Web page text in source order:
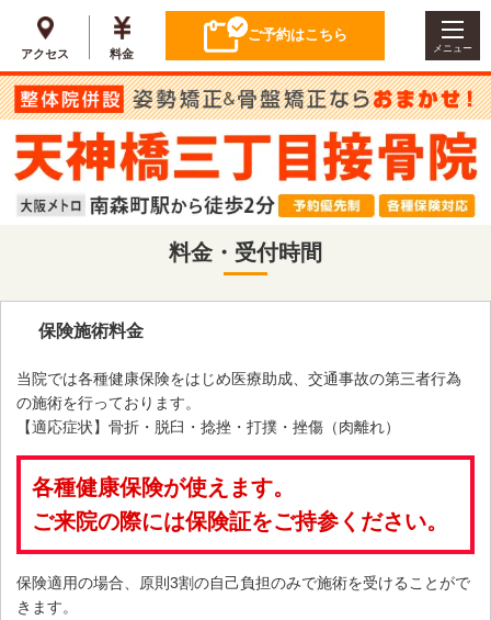
アクセス 料金
ご予約はこちら
メニュー
料金・受付時間
保険施術料金
当院では各種健康保険をはじめ医療助成、交通事故の第三者行為
の施術を行っております。
【適応症状】骨折・脱臼・捻挫・打撲・挫傷（肉離れ）
各種健康保険が使えます。
ご来院の際には保険証をご持参ください。
保険適用の場合、原則3割の自己負担のみで施術を受けることがで
きます。